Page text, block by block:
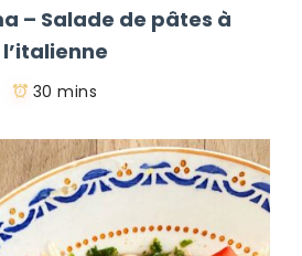
– Salade de pâtes à
l’italienne
30 mins